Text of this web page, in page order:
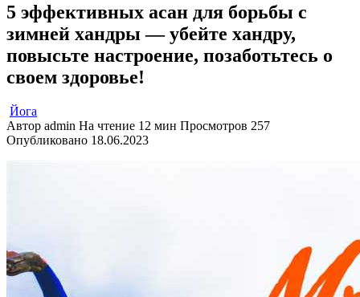
5 эффективных асан для борьбы с
зимней хандры — убейте хандру,
повысьте настроение, позаботьтесь о
своем здоровье!
Йога
Автор admin На чтение 12 мин Просмотров 257
Опубликовано 18.06.2023